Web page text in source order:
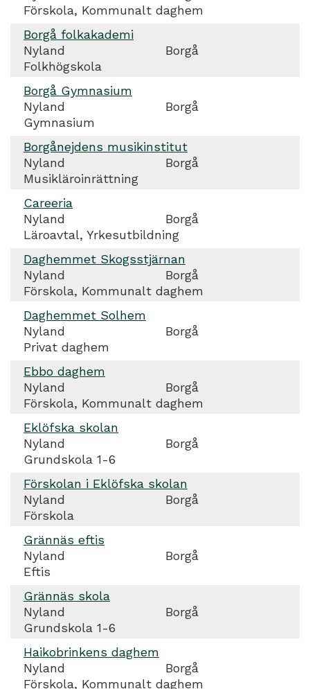
Förskola, Kommunalt daghem
Borgå folkakademi
Nyland
Borgå
Folkhögskola
Borgå Gymnasium
Nyland
Borgå
Gymnasium
Borgånejdens musikinstitut
Nyland
Borgå
Musikläroinrättning
Careeria
Nyland
Borgå
Läroavtal, Yrkesutbildning
Daghemmet Skogsstjärnan
Nyland
Borgå
Förskola, Kommunalt daghem
Daghemmet Solhem
Nyland
Borgå
Privat daghem
Ebbo daghem
Nyland
Borgå
Förskola, Kommunalt daghem
Eklöfska skolan
Nyland
Borgå
Grundskola 1-6
Förskolan i Eklöfska skolan
Nyland
Borgå
Förskola
Grännäs eftis
Nyland
Borgå
Eftis
Grännäs skola
Nyland
Borgå
Grundskola 1-6
Haikobrinkens daghem
Nyland
Borgå
Förskola, Kommunalt daghem